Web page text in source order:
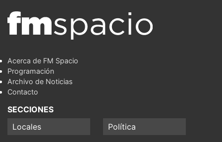
Acerca de FM Spacio
Programación
Archivo de Noticias
Contacto
SECCIONES
Locales
Política